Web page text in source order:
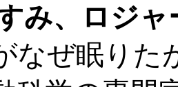
み、ロジ
なぜ眠り